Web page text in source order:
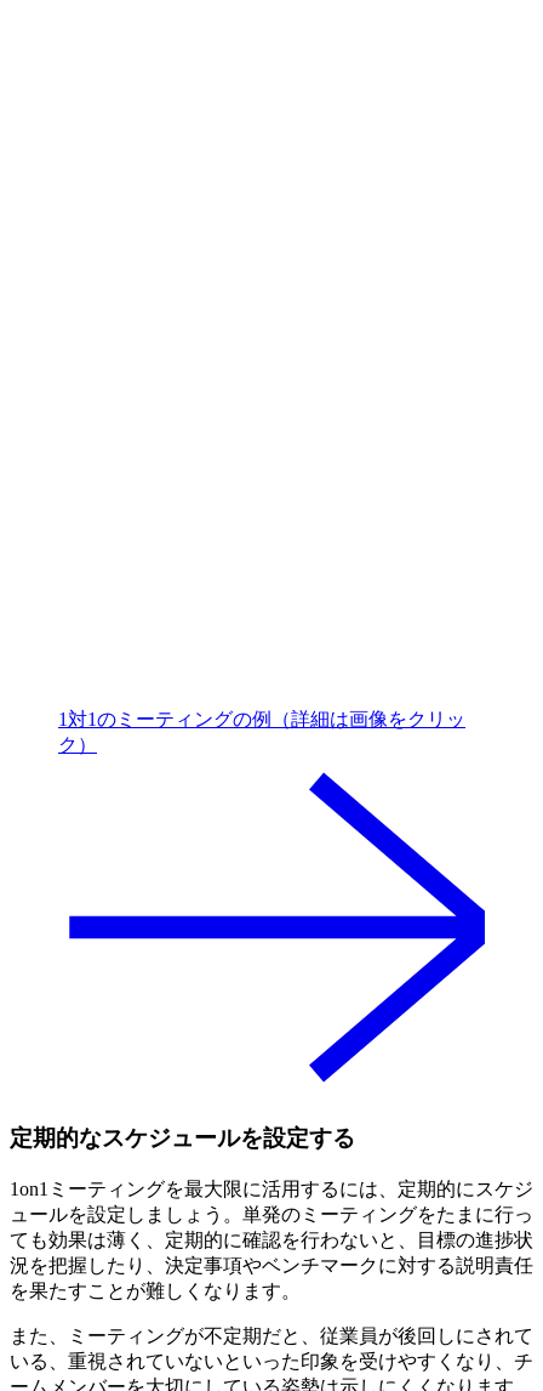
1対1のミーティングの例（詳細は画像をクリッ
ク）
定期的なスケジュールを設定する
1on1ミーティングを最大限に活用するには、定期的にスケジ
ュールを設定しましょう。単発のミーティングをたまに行っ
ても効果は薄く、定期的に確認を行わないと、目標の進捗状
況を把握したり、決定事項やベンチマークに対する説明責任
を果たすことが難しくなります。
また、ミーティングが不定期だと、従業員が後回しにされて
いる、重視されていないといった印象を受けやすくなり、チ
ームメンバーを大切にしている姿勢は示しにくくなります。